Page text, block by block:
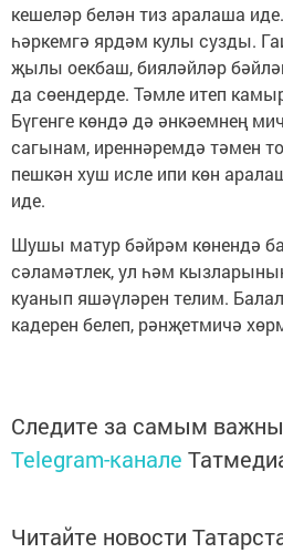
кешеләр белән тиз аралаша
һәркемгә ярдәм кулы сузды.
җылы оекбаш, бияләйләр
да сөендерде. Тәмле итеп
Бүгенге көндә дә әнкәемнең
сагынам, иреннәремдә тәмен
пешкән хуш исле ипи көн
иде.
Шушы матур бәйрәм көнендә
сәламәтлек, ул һәм
куанып яшәүләрен телим.
кадерен белеп, рәнҗетмичә
Следите за самым
Telegram-канале
Читайте новости